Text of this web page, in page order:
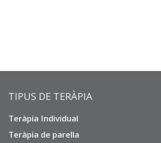
TIPUS DE TERÀPIA
Teràpia Individual
Teràpia de parella